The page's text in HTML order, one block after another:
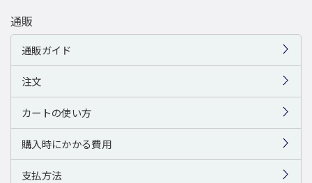
通販
通販ガイド
注文
カートの使い方
購入時にかかる費用
支払方法